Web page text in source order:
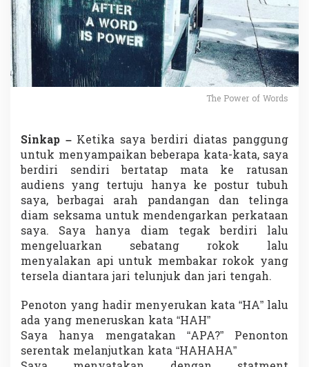
c
p
M
e
m
i
K
e
u
a
t
a
n
d
n
K
h
a
c
u
The Power of Words
Sinkap – Ketika saya berdiri diatas panggung
untuk menyampaikan beberapa kata-kata, saya
berdiri sendiri bertatap mata ke ratusan
audiens yang tertuju hanya ke postur tubuh
saya, berbagai arah pandangan dan telinga
diam seksama untuk mendengarkan perkataan
saya. Saya hanya diam tegak berdiri lalu
mengeluarkan sebatang rokok lalu
menyalakan api untuk membakar rokok yang
tersela diantara jari telunjuk dan jari tengah.
Penoton yang hadir menyerukan kata “HA” lalu
ada yang meneruskan kata “HAH”
Saya hanya mengatakan “APA?” Penonton
serentak melanjutkan kata “HAHAHA”